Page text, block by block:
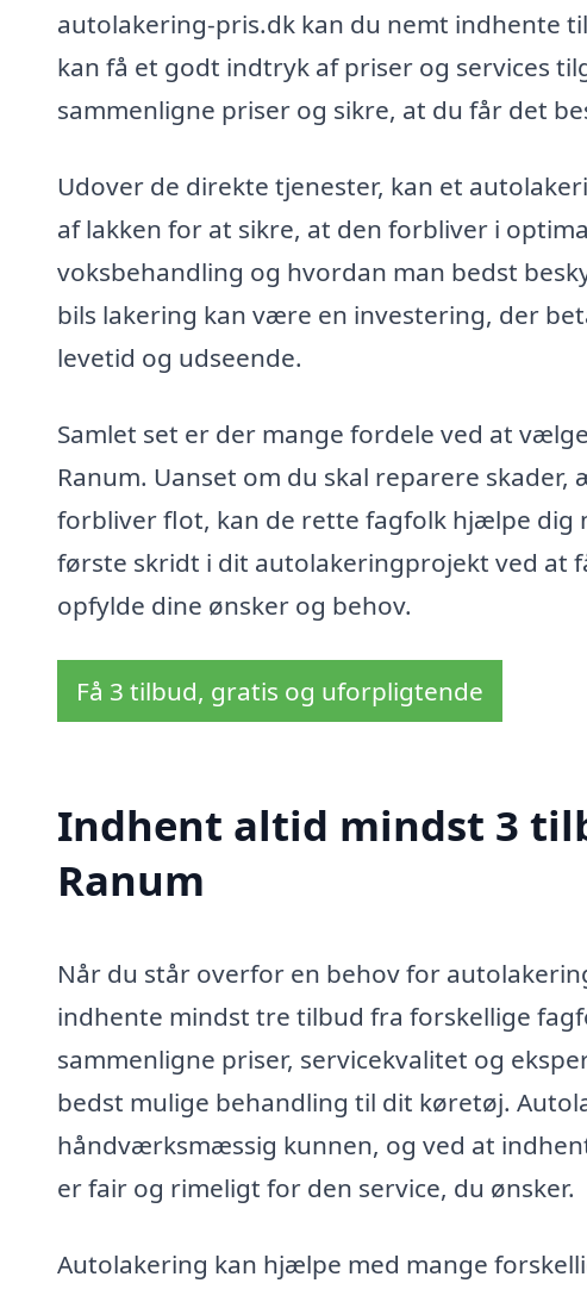
autolakering-pris.dk kan du nemt indhente
kan få et godt indtryk af priser og services
sammenligne priser og sikre, at du får det
Udover de direkte tjenester, kan et
af lakken for at sikre, at den forbliver i
voksbehandling og hvordan man bedst
bils lakering kan være en investering, der
levetid og udseende.
Samlet set er der mange fordele ved at
Ranum. Uanset om du skal reparere
forbliver flot, kan de rette fagfolk hjælpe dig
første skridt i dit autolakeringprojekt ved at
opfylde dine ønsker og behov.
Få 3 tilbud, gratis og uforpligtende
Indhent altid mindst 3
Ranum
Når du står overfor en behov for
indhente mindst tre tilbud fra forskellige
sammenligne priser, servicekvalitet og
bedst mulige behandling til dit køretøj.
håndværksmæssig kunnen, og ved at
er fair og rimeligt for den service, du ønsker.
Autolakering kan hjælpe med mange